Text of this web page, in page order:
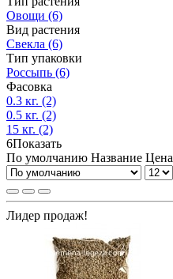
Овощи (6)
Вид растения
Свекла (6)
Тип упаковки
Россыпь (6)
Фасовка
0.3 кг. (2)
0.5 кг. (2)
15 кг. (2)
6Показать
По умолчанию Название Цена
Лидер продаж!